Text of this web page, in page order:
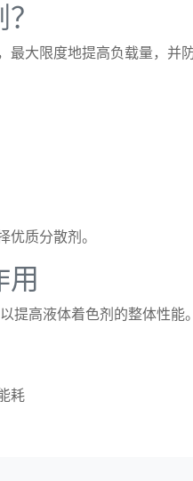
大限度地提高负载量，
质分散剂。
高液体着色剂的整体性能
耗